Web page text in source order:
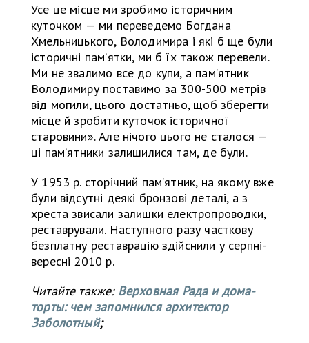
Усе це місце ми зробимо історичним
куточком — ми переведемо Богдана
Хмельницького, Володимира і які б ще були
історичні памʼятки, ми б їх також перевели.
Ми не звалимо все до купи, а памʼятник
Володимиру поставимо за 300-500 метрів
від могили, цього достатньо, щоб зберегти
місце й зробити куточок історичної
старовини». Але нічого цього не сталося —
ці памʼятники залишилися там, де були.
У 1953 р. сторічний памʼятник, на якому вже
були відсутні деякі бронзові деталі, а з
хреста звисали залишки електропроводки,
реставрували. Наступного разу часткову
безплатну реставрацію здійснили у серпні-
вересні 2010 р.
Читайте также: Верховная Рада и дома-
торты: чем запомнился архитектор
Заболотный;